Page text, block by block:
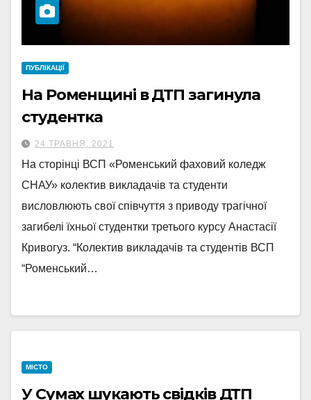
ПУБЛІКАЦІЇ
На Роменщині в ДТП загинула
студентка
24 ТРАВНЯ, 2021
На сторінці ВСП «Роменський фаховий коледж
СНАУ» колектив викладачів та студенти
висловлюють свої співчуття з приводу трагічної
загибелі їхньої студентки третього курсу Анастасії
Кривогуз. “Колектив викладачів та студентів ВСП
“Роменський…
МІСТО
У Сумах шукають свідків ДТП